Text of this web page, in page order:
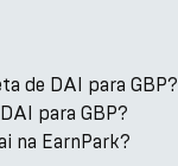
de DAI para GBP?
para GBP?
na EarnPark?